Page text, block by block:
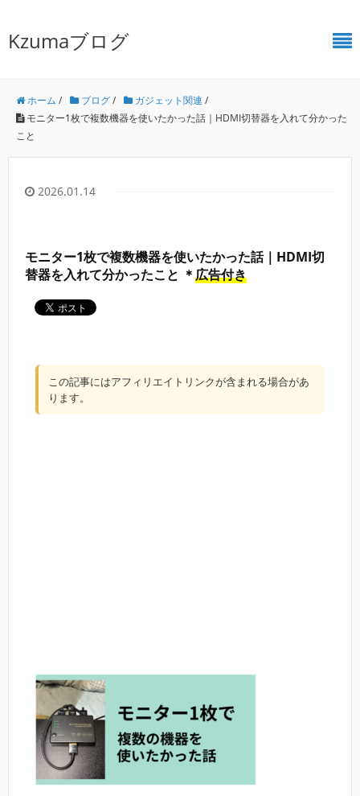
Kzumaブログ
ホーム / ブログ/ ガジェット関連 /
モニター1枚で複数機器を使いたかった話｜HDMI切替器を入れて分かった
こと
2026.01.14
モニター1枚で複数機器を使いたかった話｜HDMI切
替器を入れて分かったこと ＊広告付き
この記事にはアフィリエイトリンクが含まれる場合があ
ります。